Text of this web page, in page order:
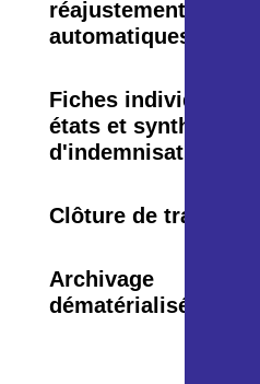
réajustements
automatiques
Fiches individuelles,
états et synthèses
d'indemnisations
Clôture de traitement
Archivage
dématérialisé